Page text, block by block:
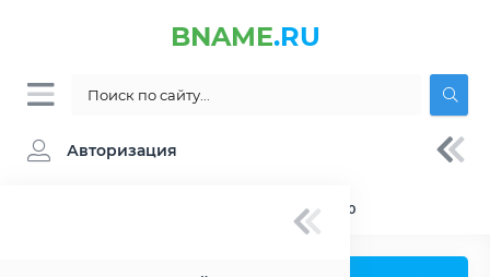
BNAME.RU
Авторизация
» Сравнение Intel Pentium T2410